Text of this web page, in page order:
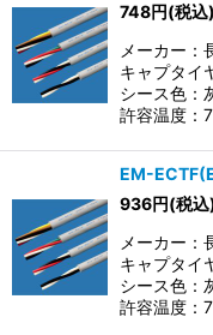
748円(税込)
メーカー：
キャプタイ
シース色
許容温度：
EM-
936円(税込
メーカー：
キャプタイ
シース色
許容温度：